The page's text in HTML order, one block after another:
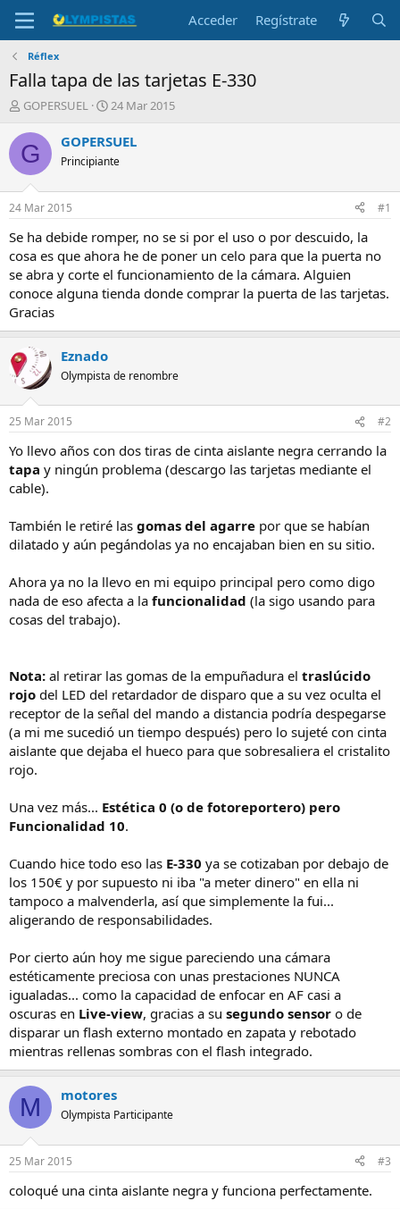
Acceder Regístrate
Réflex
Falla tapa de las tarjetas E-330
I
i
c
a
d
o
r
e
t
e
m
GOPERSUEL
F
c
a
i
n
c
i
o
24 Mar 2015
G GOPERSUEL
Principiante
24 Mar 2015 #1
Se ha debide romper, no se si por el uso o por descuido, la
cosa es que ahora he de poner un celo para que la puerta no
se abra y corte el funcionamiento de la cámara. Alguien
conoce alguna tienda donde comprar la puerta de las tarjetas.
Gracias
Eznado
Olympista de renombre
25 Mar 2015 #2
Yo llevo años con dos tiras de cinta aislante negra cerrando la
tapa y ningún problema (descargo las tarjetas mediante el
cable).
También le retiré las gomas del agarre por que se habían
dilatado y aún pegándolas ya no encajaban bien en su sitio.
Ahora ya no la llevo en mi equipo principal pero como digo
nada de eso afecta a la funcionalidad (la sigo usando para
cosas del trabajo).
Nota: al retirar las gomas de la empuñadura el traslúcido
rojo del LED del retardador de disparo que a su vez oculta el
receptor de la señal del mando a distancia podría despegarse
(a mi me sucedió un tiempo después) pero lo sujeté con cinta
aislante que dejaba el hueco para que sobresaliera el cristalito
rojo.
Una vez más... Estética 0 (o de fotoreportero) pero
Funcionalidad 10.
Cuando hice todo eso las E-330 ya se cotizaban por debajo de
los 150€ y por supuesto ni iba "a meter dinero" en ella ni
tampoco a malvenderla, así que simplemente la fui...
aligerando de responsabilidades.
Por cierto aún hoy me sigue pareciendo una cámara
estéticamente preciosa con unas prestaciones NUNCA
igualadas... como la capacidad de enfocar en AF casi a
oscuras en Live-view, gracias a su segundo sensor o de
disparar un flash externo montado en zapata y rebotado
mientras rellenas sombras con el flash integrado.
M motores
Olympista Participante
25 Mar 2015 #3
coloqué una cinta aislante negra y funciona perfectamente.